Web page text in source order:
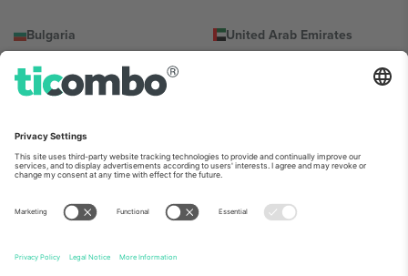
Bulgaria
Totleben 53-55, 1606 Sofia,
Bulgaria
United Arab Emirates
Building A1, Office 302, Dubai,
Mexico
Av Chapultepec 360, Roma
Norte, Cuauhtémoc, 06700
Ciudad de México, CDMX,
Mexico
პლატფორმის პროვაიდერის იურიდიული პირი იცვლება